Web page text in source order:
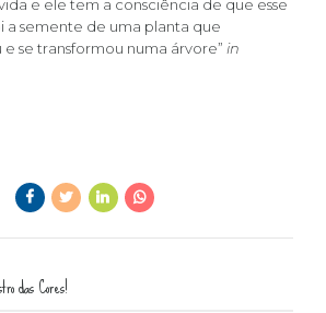
e ele tem a consciência de que esse
a semente de uma planta que
se transformou numa árvore” in
das Cores!